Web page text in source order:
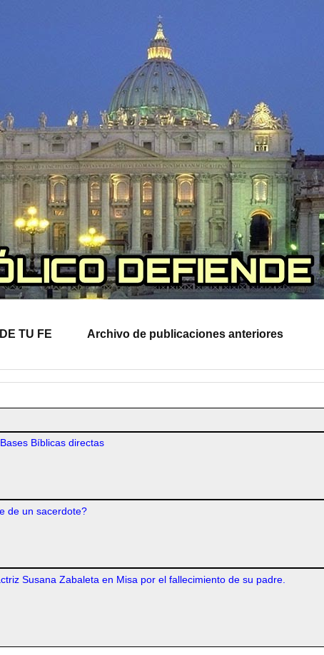
TU FE Archivo de publicaciones anteriores
Bíblicas directas
de un sacerdote?
Susana Zabaleta en Misa por el fallecimiento de su padre.